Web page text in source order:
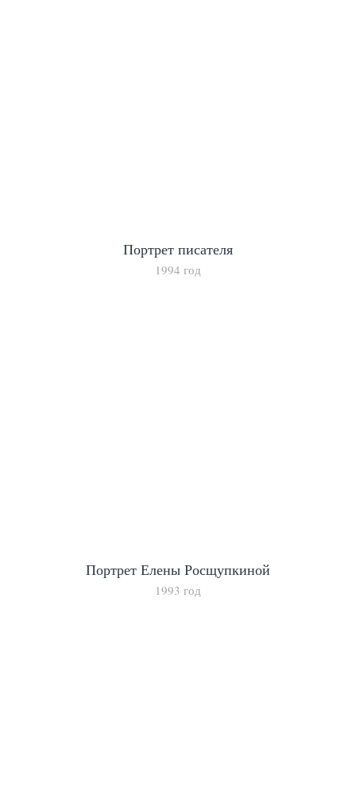
Портрет писателя
1994 год
Портрет Елены Росщупкиной
1993 год